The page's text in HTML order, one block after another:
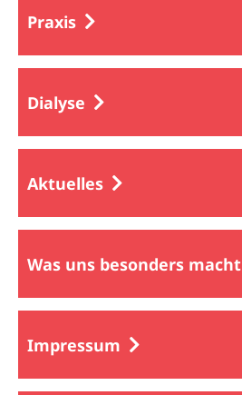
Praxis
Dialyse
Aktuelles
Was uns besonders macht
Impressum